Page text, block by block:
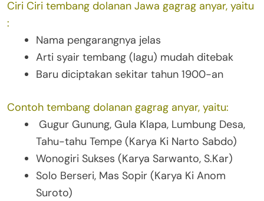
Ciri Ciri tembang dolanan Jawa gagrag anyar, yaitu
:
Nama pengarangnya jelas
Arti syair tembang (lagu) mudah ditebak
Baru diciptakan sekitar tahun 1900-an
Contoh tembang dolanan gagrag anyar, yaitu:
Gugur Gunung, Gula Klapa, Lumbung Desa,
Tahu-tahu Tempe (Karya Ki Narto Sabdo)
Wonogiri Sukses (Karya Sarwanto, S.Kar)
Solo Berseri, Mas Sopir (Karya Ki Anom
Suroto)